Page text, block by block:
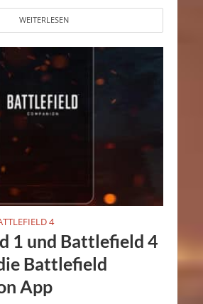
WEITERLESEN
4
1 und Battlefield 4
Battlefield
App